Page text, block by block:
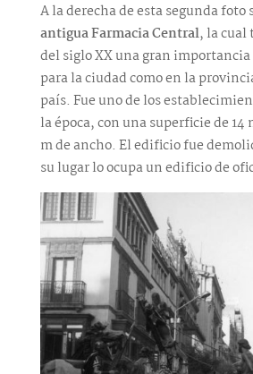
A la derecha de esta segunda foto
antigua Farmacia Central, la cual
del siglo XX una gran
para la ciudad como en la
país. Fue uno de los
la época, con una superficie de 14
m de ancho. El edificio fue
su lugar lo ocupa un edificio de